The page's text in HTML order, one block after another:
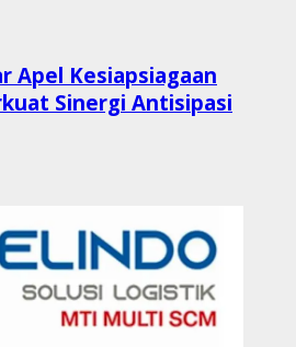
Apel Kesiapsiagaan
Sinergi Antisipasi